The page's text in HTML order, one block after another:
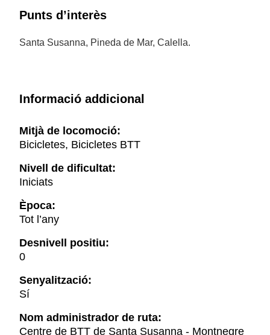
Punts d’interès
Santa Susanna, Pineda de Mar, Calella.
Informació addicional
Mitjà de locomoció:
Bicicletes, Bicicletes BTT
Nivell de dificultat:
Iniciats
Època:
Tot l’any
Desnivell positiu:
0
Senyalització:
Sí
Nom administrador de ruta:
Centre de BTT de Santa Susanna - Montnegre